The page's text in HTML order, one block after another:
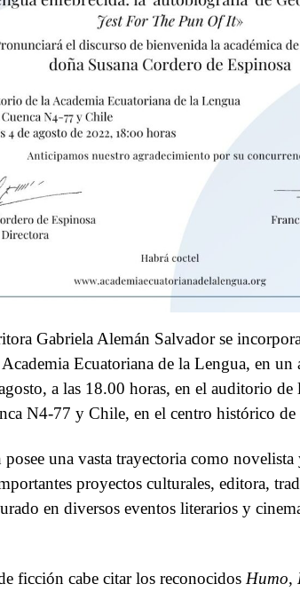
Gabriela Alemán Salvador se
Ecuatoriana de la Lengua, en un
a las 18.00 horas, en el auditorio de
N4-77 y Chile, en el centro histórico
una vasta trayectoria como novelista
proyectos culturales, editora,
en diversos eventos literarios y
ficción cabe citar los reconocidos Humo,